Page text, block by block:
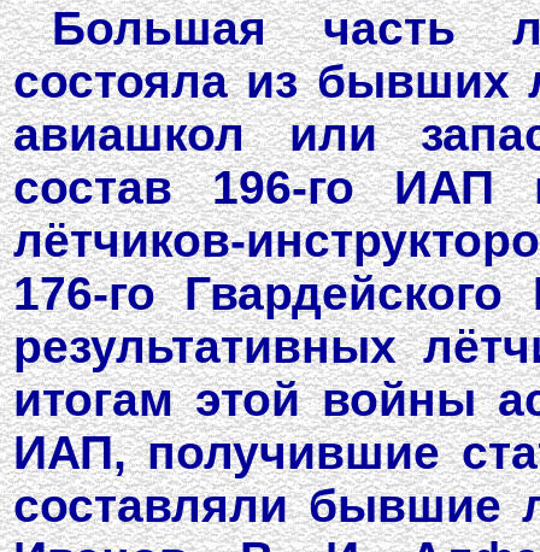
Большая часть
состояла из бывших
авиашкол или
состав 196-го
лётчиков-
176-го
результативных
итогам этой войны
ИАП, получившие
составляли бывшие